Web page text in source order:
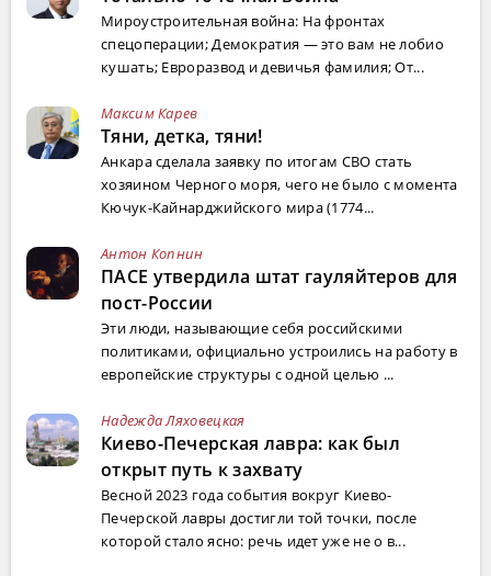
Мироустроительная война: На фронтах
спецоперации; Демократия — это вам не лобио
кушать; Евроразвод и девичья фамилия; От...
Максим Карев
Тяни, детка, тяни!
Анкара сделала заявку по итогам СВО стать
хозяином Черного моря, чего не было с момента
Кючук-Кайнарджийского мира (1774...
Антон Копнин
ПАСЕ утвердила штат гауляйтеров для
пост-России
Эти люди, называющие себя российскими
политиками, официально устроились на работу в
европейские структуры с одной целью ...
Надежда Ляховецкая
Киево-Печерская лавра: как был
открыт путь к захвату
Весной 2023 года события вокруг Киево-
Печерской лавры достигли той точки, после
которой стало ясно: речь идет уже не о в...